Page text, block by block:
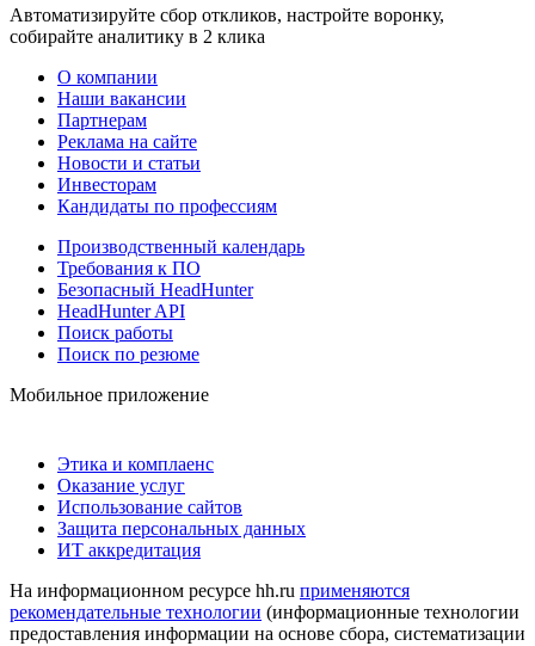
Автоматизируйте сбор откликов, настройте воронку,
собирайте аналитику в 2 клика
О компании
Наши вакансии
Партнерам
Реклама на сайте
Новости и статьи
Инвесторам
Кандидаты по профессиям
Производственный календарь
Требования к ПО
Безопасный HeadHunter
HeadHunter API
Поиск работы
Поиск по резюме
Мобильное приложение
Этика и комплаенс
Оказание услуг
Использование сайтов
Защита персональных данных
ИТ аккредитация
На информационном ресурсе hh.ru применяются
рекомендательные технологии (информационные технологии
предоставления информации на основе сбора, систематизации